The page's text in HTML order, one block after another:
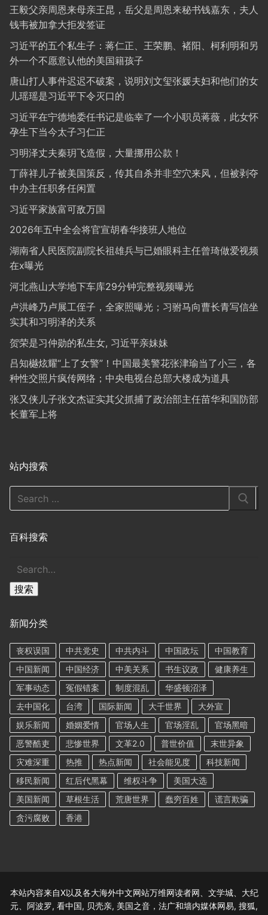
王毅父亲周恩来母亲王昆，岳父是周恩来秘书钱嘉东，夫人
钱韦被加拿大拒发签证
习近平的五个私生子：蒋仁正、王荣鹏、褚阳、柯利明和另
外一个不愿意认他的美国籍孩子
唐山打人事件迟迟不破案，说明刘文玺张媛夫妇和他们的女
儿瑶瑶是习近平下令灭口的
习近平在宁德地委任书记是临幸了一个小职员蒋薇，此女怀
孕生下当今太子习仁正
习明泽丈夫秦玥飞造假，大量挪用公款！
丁薛祥儿子被美国策反，传其自杀并非空穴来风，但被剥夺
中办主任职务任闲置
习近平家族富可敌万国
2026年五中全会将官宣胡春华接班人地位
湖南省人民医院副院长祖雄兵与已婚眼科主任曾琦做爱视频
在x曝光
河北燕山大学地下车库29分钟完整视频曝光
卢洪峰乃卢展工侄子，全家照曝光；习驸马向曹长青写信坐
实其和习明泽的关系
贺荣是习仲勋的私生女, 习近平亲妹妹
吕知樾炫耀“上了女警”！中国最美警花张津瑜当了小三，各
种性交照片疯传网络；中央电视台总部大楼成为道具
张又侠儿子张文杰证实其父抓捕了政治部主任苗华和国防部
长董军上将
站内搜索
Search
for:
百科搜索
搜
搜索
新闻分类
丧权误国 中共党史 中共内斗 中国政坛
中国教育
中国新闻
中国经济 中美关系 书生议政
健康养生
军事动态
冤假错案 制度混乱
华盛顿沼泽
去中国化
台湾 国际新闻 大千世界
大外宣
娱乐新闻
婚姻爱情 官场人生 官场淫乱
官场黑暗
恶警酷吏
悲惨世界 文革2.0 普世价值
末世异象
灾难深重
热推 热点新闻 社会能见度
科技新闻
移民新闻
红后代黑幕 维权斗争
美国大选
美国新闻
草根生活 荒唐世界 蠢穷百姓
谎言欺骗
贪污腐败
香港
本站内容来自X以及各大海外中文网站万维网读者网、文学城、大纪
元、阿波罗, 看中国, 贝壳亲, 美国之音，法广和墙内媒体网易, 搜狐,